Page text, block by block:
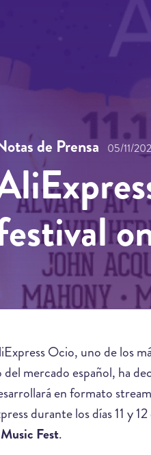
de Prensa 05/11/
Ocio, uno de los
mercado español, ha
en formato
durante los días 11 y
Fest.